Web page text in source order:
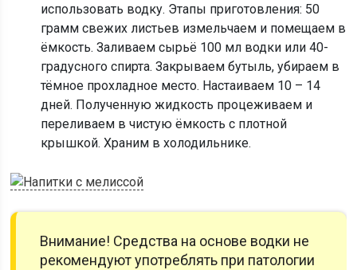
использовать водку. Этапы приготовления: 50
грамм свежих листьев измельчаем и помещаем в
ёмкость. Заливаем сырьё 100 мл водки или 40-
градусного спирта. Закрываем бутыль, убираем в
тёмное прохладное место. Настаиваем 10 – 14
дней. Полученную жидкость процеживаем и
переливаем в чистую ёмкость с плотной
крышкой. Храним в холодильнике.
Внимание! Средства на основе водки не
рекомендуют употреблять при патологии